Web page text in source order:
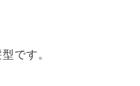
です。